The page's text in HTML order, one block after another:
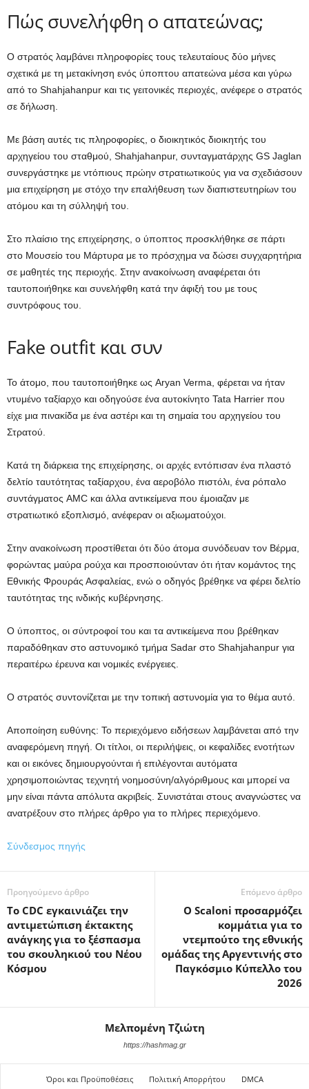
Πώς συνελήφθη ο απατεώνας;
Ο στρατός λαμβάνει πληροφορίες τους τελευταίους δύο μήνες
σχετικά με τη μετακίνηση ενός ύποπτου απατεώνα μέσα και γύρω
από το Shahjahanpur και τις γειτονικές περιοχές, ανέφερε ο στρατός
σε δήλωση.
Με βάση αυτές τις πληροφορίες, ο διοικητικός διοικητής του
αρχηγείου του σταθμού, Shahjahanpur, συνταγματάρχης GS Jaglan
συνεργάστηκε με ντόπιους πρώην στρατιωτικούς για να σχεδιάσουν
μια επιχείρηση με στόχο την επαλήθευση των διαπιστευτηρίων του
ατόμου και τη σύλληψή του.
Στο πλαίσιο της επιχείρησης, ο ύποπτος προσκλήθηκε σε πάρτι
στο Μουσείο του Μάρτυρα με το πρόσχημα να δώσει συγχαρητήρια
σε μαθητές της περιοχής. Στην ανακοίνωση αναφέρεται ότι
ταυτοποιήθηκε και συνελήφθη κατά την άφιξή του με τους
συντρόφους του.
Fake outfit και συν
Το άτομο, που ταυτοποιήθηκε ως Aryan Verma, φέρεται να ήταν
ντυμένο ταξίαρχο και οδηγούσε ένα αυτοκίνητο Tata Harrier που
είχε μια πινακίδα με ένα αστέρι και τη σημαία του αρχηγείου του
Στρατού.
Κατά τη διάρκεια της επιχείρησης, οι αρχές εντόπισαν ένα πλαστό
δελτίο ταυτότητας ταξίαρχου, ένα αεροβόλο πιστόλι, ένα ρόπαλο
συντάγματος AMC και άλλα αντικείμενα που έμοιαζαν με
στρατιωτικό εξοπλισμό, ανέφεραν οι αξιωματούχοι.
Στην ανακοίνωση προστίθεται ότι δύο άτομα συνόδευαν τον Βέρμα,
φορώντας μαύρα ρούχα και προσποιούνταν ότι ήταν κομάντος της
Εθνικής Φρουράς Ασφαλείας, ενώ ο οδηγός βρέθηκε να φέρει δελτίο
ταυτότητας της ινδικής κυβέρνησης.
Ο ύποπτος, οι σύντροφοί του και τα αντικείμενα που βρέθηκαν
παραδόθηκαν στο αστυνομικό τμήμα Sadar στο Shahjahanpur για
περαιτέρω έρευνα και νομικές ενέργειες.
Ο στρατός συντονίζεται με την τοπική αστυνομία για το θέμα αυτό.
Αποποίηση ευθύνης: Το περιεχόμενο ειδήσεων λαμβάνεται από την
αναφερόμενη πηγή. Οι τίτλοι, οι περιλήψεις, οι κεφαλίδες ενοτήτων
και οι εικόνες δημιουργούνται ή επιλέγονται αυτόματα
χρησιμοποιώντας τεχνητή νοημοσύνη/αλγόριθμους και μπορεί να
μην είναι πάντα απόλυτα ακριβείς. Συνιστάται στους αναγνώστες να
ανατρέξουν στο πλήρες άρθρο για το πλήρες περιεχόμενο.
Σύνδεσμος πηγής
Προηγούμενο άρθρο
Το CDC εγκαινιάζει την
αντιμετώπιση έκτακτης
ανάγκης για το ξέσπασμα
του σκουληκιού του Νέου
Κόσμου
Επόμενο άρθρο
Ο Scaloni προσαρμόζει
κομμάτια για το
ντεμπούτο της εθνικής
ομάδας της Αργεντινής στο
Παγκόσμιο Κύπελλο του
2026
Μελπομένη Τζιώτη
https://hashmag.gr
Όροι και Προϋποθέσεις Πολιτική Απορρήτου DMCA